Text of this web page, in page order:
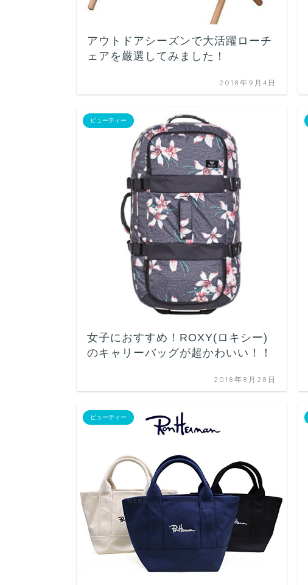
アウトドアシーズンで大活躍ローチ
ェアを厳選してみました！
2018年9月4日
ビューティー
女子におすすめ！ROXY(ロキシー)
のキャリーバッグが超かわいい！！
2018年8月28日
ビューティー